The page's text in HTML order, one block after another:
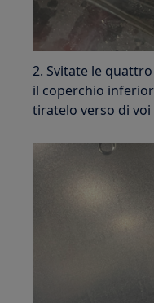
2. Svitate le
il coperchio
tiratelo verso di